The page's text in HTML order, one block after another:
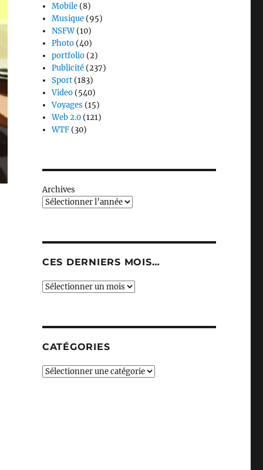
Mobile (8)
Musique (95)
NSFW(10)
Photo (40)
portfolio (2)
Publicité (237)
Sport (183)
Video (540)
Voyages (15)
Web 2.0 (121)
WTF (30)
Archives
CES DERNIERS MOIS…
Ces
CATÉGORIES
Catégories